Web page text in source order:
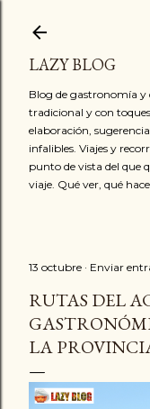
LAZY BLOG
Blog de gastronomía y
tradicional y con
elaboración,
infalibles. Viajes y
punto de vista del que
viaje. Qué ver, qué
13 octubre Enviar
RUTAS DEL
LA